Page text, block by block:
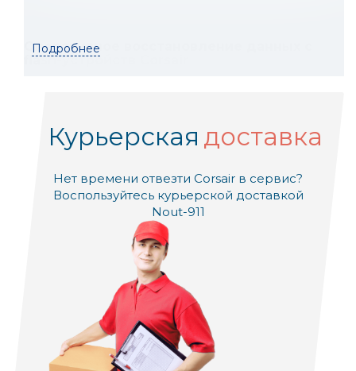
Оперативное восстановление данных с
flash-устройств Corsair
окисления контактов и обрывов. Флешки также
достаточно уязвимы к вирусным атакам. Иногда
– пользователь случайно удаляет их сам. Однако не
стоит волноваться, если это произошло, поскольку
хороший мастер может вернуть их.
Восстановить данные с флеш-памяти вам помогут
специалисты нашего сервиса. Нас можно найти на
пр. Будённого д. 53, стр. 2 (ВКЦ "Буденовский",
павильоны Д-13, З-12).
Сколько стоит восстановить файлы с
флешки
Подробнее
Курьерская доставка
Нет времени отвезти Corsair в сервис?
Воспользуйтесь курьерской доставкой
Nout-911